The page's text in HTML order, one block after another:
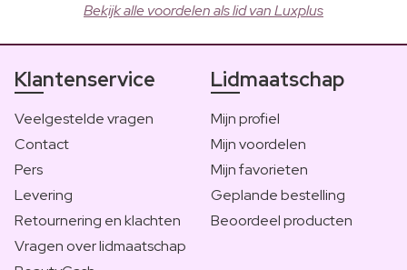
Bekijk alle voordelen als lid van Luxplus
Klantenservice
Veelgestelde vragen
Contact
Pers
Levering
Retournering en klachten
Vragen over lidmaatschap
Lidmaatschap
Mijn profiel
Mijn voordelen
Mijn favorieten
Geplande bestelling
Beoordeel producten